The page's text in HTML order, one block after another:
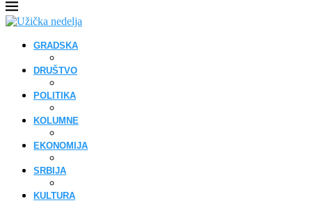
GRADSKA
DRUŠTVO
POLITIKA
KOLUMNE
EKONOMIJA
SRBIJA
KULTURA